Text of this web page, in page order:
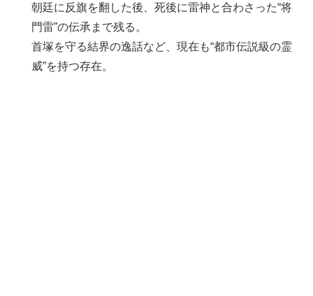
朝廷に反旗を翻した後、死後に雷神と合わさった“将
門雷”の伝承まで残る。
首塚を守る結界の逸話など、現在も“都市伝説級の霊
威”を持つ存在。